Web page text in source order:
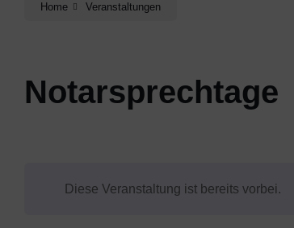
Home Veranstaltungen
Notarsprechtage
Diese Veranstaltung ist bereits vorbei.